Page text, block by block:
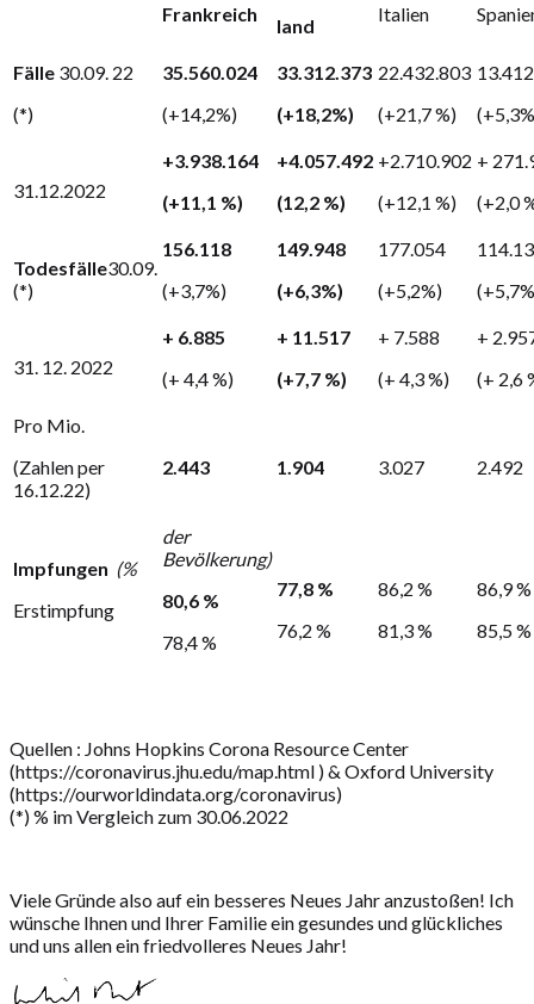
Frankreich
land
Italien
Fälle 30.09. 22
(*)
35.560.024
(+14,2%)
33.312.373
(+18,2%)
22.432.803
(+21,7 %)
31.12.2022
+3.938.164
(+11,1 %)
+4.057.492
(12,2 %)
+2.710.902
(+12,1 %)
+
(+2,0
Todesfälle30.09.
(*)
156.118
(+3,7%)
149.948
(+6,3%)
177.054
(+5,2%)
31. 12. 2022
+ 6.885
(+ 4,4 %)
+ 11.517
(+7,7 %)
+ 7.588
(+ 4,3 %)
+
(+ 2,6
Pro Mio.
(Zahlen per
16.12.22)
2.443 1.904 3.027 2.492
Impfungen (%
Erstimpfung
der
Bevölkerung)
80,6 %
78,4 %
77,8 %
76,2 %
86,2 %
81,3 %
86,9 %
85,5 %
Quellen : Johns Hopkins Corona Resource Center
(https://coronavirus.jhu.edu/map.html ) & Oxford University
(https://ourworldindata.org/coronavirus)
(*) % im Vergleich zum 30.06.2022
Viele Gründe also auf ein besseres Neues Jahr anzustoßen! Ich
wünsche Ihnen und Ihrer Familie ein gesundes und glückliches
und uns allen ein friedvolleres Neues Jahr!